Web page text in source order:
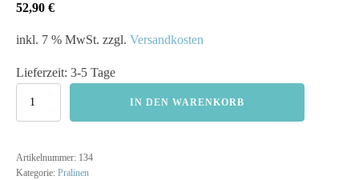
52,90 €
inkl. 7 % MwSt. zzgl. Versandkosten
Lieferzeit: 3-5 Tage
IN DEN WARENKORB
Artikelnummer: 134
Kategorie: Pralinen